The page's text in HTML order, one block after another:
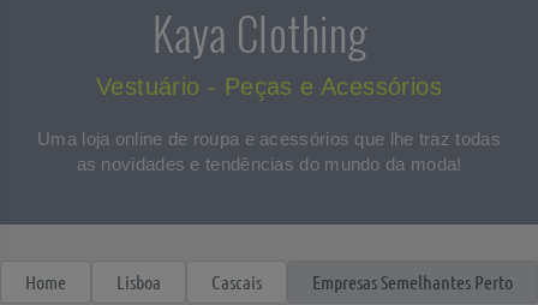
Kaya Clothing
Vestuário - Peças e Acessórios
Uma loja online de roupa e acessórios que lhe traz todas
as novidades e tendências do mundo da moda!
Home Lisboa Cascais Empresas Semelhantes Perto